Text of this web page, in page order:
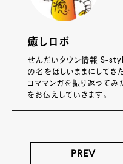
癒しロボ
せんだいタウン情報 S-
の名をほしいままにしてき
コママンガを振り返ってみ
をお伝えしていきます。
PREV